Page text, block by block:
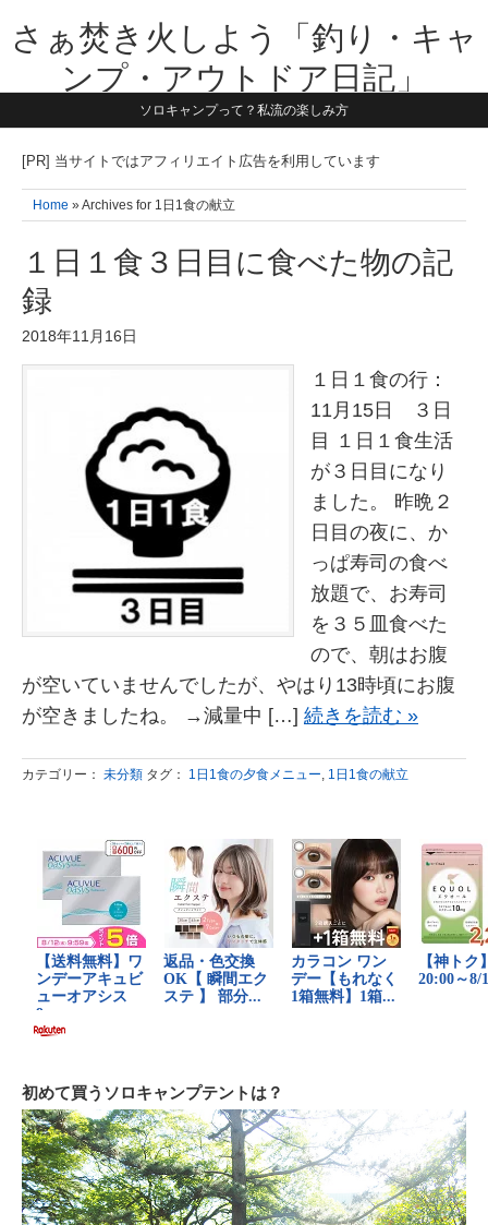
さぁ焚き火しよう「釣り・キャ
ンプ・アウトドア日記」
【テーマは子供と一緒に本気で遊ぶ】1981年うまれ・横浜在住。妻と3
す。同じ世代のお父さんに読んで頂けたら嬉しいです！よろしくお願い
ソロキャンプって？私流の楽しみ方
[PR] 当サイトではアフィリエイト広告を利用しています
Home » Archives for 1日1食の献立
１日１食３日目に食べた物の記
録
2018年11月16日
１日１食の行：
11月15日 ３日
目 １日１食生活
が３日目になり
ました。 昨晩２
日目の夜に、か
っぱ寿司の食べ
放題で、お寿司
を３５皿食べた
ので、朝はお腹
が空いていませんでしたが、やはり13時頃にお腹
が空きましたね。 →減量中 […] 続きを読む »
カテゴリー： 未分類 タグ： 1日1食の夕食メニュー, 1日1食の献立
初めて買うソロキャンプテントは？